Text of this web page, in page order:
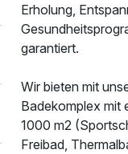
Erholung,
garantiert.
Wir bieten mit
Badekomplex mit
1000 m2
Freibad,